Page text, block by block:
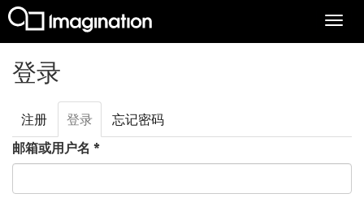
登录
主标签
注册 登录 （活
动标
忘记密码
邮箱或用户名 *